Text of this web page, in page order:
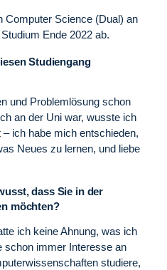
Computer Science (Dual) an
Ende 2022 ab.
Studiengang
und Problemlösung schon
an der Uni war, wusste ich
ich habe mich entschieden,
Neues zu lernen, und liebe
dass Sie in der
möchten?
ich keine Ahnung, was ich
schon immer Interesse an
studiere,